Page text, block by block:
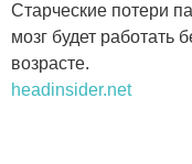
Старческие потери
мозг будет работать
возрасте.
headinsider.net